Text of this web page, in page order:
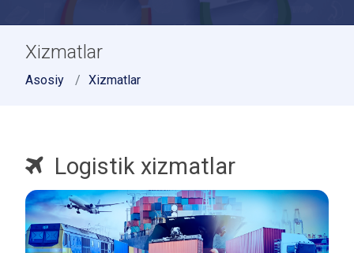
Xizmatlar
Asosiy Xizmatlar
Logistik xizmatlar